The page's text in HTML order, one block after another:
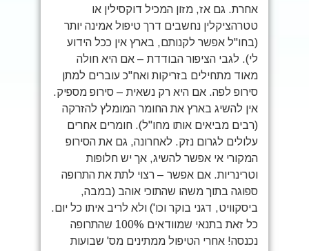
אחרת. גם אז, מזון המכיל דוקסילין או
טטרהציקלין נחשבים דרך טיפול אמינה יותר
(בחו"ל אפשר לקנותם, בארץ אין ככל הידוע
לי). לגבי הציפור הבודדת – אם היא חולה
מאוד מתחילים בזריקות ואח"כ עוברים למתן
סירופ לפה. אם היא רק נשאית – סירופ מספיק.
אין להשיג בארץ את החומר המומלץ להזרקה
(רבים מביאים אותו מחו"ל). חומרים אחרים
עלולים לגרום נזק. לאחרונה, גם את הסירופ
המקורי אי אפשר להשיג, אך יש חלופות
וטרינריות. אם אפשר – רצוי לתת את התרופה
ספוגה בתוך משהו שהתוכי אוהב (במבה,
ביסקוויט, דגני בוקר וכו') ולא לריב איתו כל יום.
כל זאת בתנאי שמוודאים 100% שהתרופה
נכנסה! אחרי הטיפול ממתינים מס' שבועות